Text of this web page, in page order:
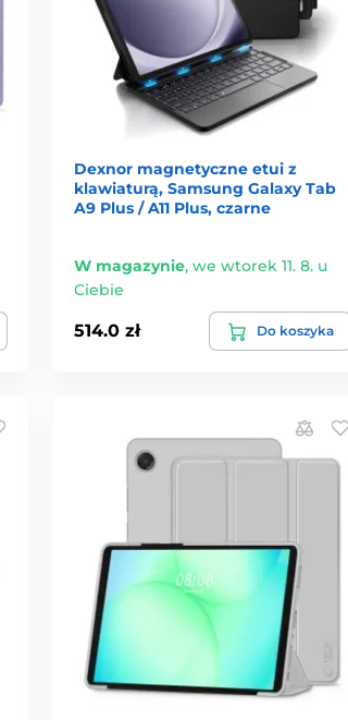
Dexnor magnetyczne etui z
klawiaturą, Samsung Galaxy Tab
A9 Plus / A11 Plus, czarne
W magazynie, we wtorek 11. 8. u
Ciebie
514.0 zł Do koszyka